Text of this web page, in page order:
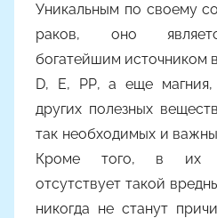
м
Y
a
n
i
Уникальным по своему
раков, оно
богатейшим источником
D, Е, РР, а еще
других полезных
так необходимых и
Кроме того, в их
отсутствует такой
никогда не станут